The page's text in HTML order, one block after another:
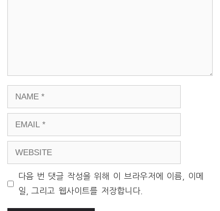
NAME
EMAIL
WEBSITE
다음 번 댓글 작성을 위해 이 브라우저에 이름, 이메
일, 그리고 웹사이트를 저장합니다.